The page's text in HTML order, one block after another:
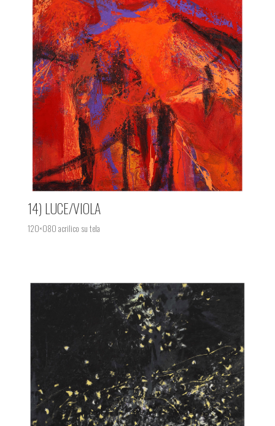
14) LUCE/VIOLA
120×080 acrilico su tela